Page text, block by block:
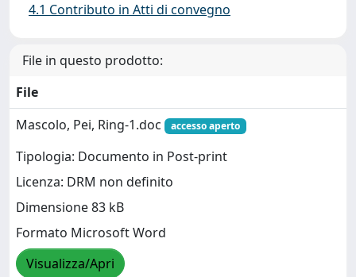
4.1 Contributo in Atti di convegno
File in questo prodotto:
File
Mascolo, Pei, Ring-1.doc
accesso aperto
Tipologia: Documento in Post-print
Licenza: DRM non definito
Dimensione 83 kB
Formato Microsoft Word
Visualizza/Apri